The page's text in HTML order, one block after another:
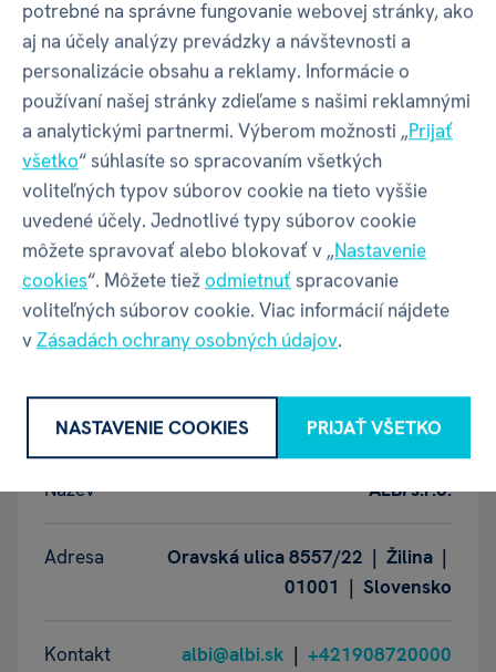
Balenie produktu
Šírka balenia 140 mm
Hĺbka balenia
Výška balenia 200 mm
Váha balenia 42 g
GPSR - Výrobca
Název ALBI s.r.o.
Adresa
Oravská ulica 8557/22 | Žilina |
01001 | Slovensko
Kontakt albi@albi.sk | +421908720000
potrebné na správne fungovanie webovej stránky, ako
aj na účely analýzy prevádzky a návštevnosti a
personalizácie obsahu a reklamy. Informácie o
používaní našej stránky zdieľame s našimi reklamnými
a analytickými partnermi. Výberom možnosti „Prijať
všetko“ súhlasíte so spracovaním všetkých
voliteľných typov súborov cookie na tieto vyššie
uvedené účely. Jednotlivé typy súborov cookie
môžete spravovať alebo blokovať v „Nastavenie
cookies“. Môžete tiežodmietnuťspracovanie
voliteľných súborov cookie. Viac informácií nájdete
vZásadách ochrany osobných údajov.
NASTAVENIE COOKIES PRIJAŤ VŠETKO